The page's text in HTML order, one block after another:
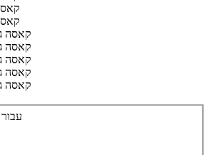
הרשמו לעדכוני SMS עבור